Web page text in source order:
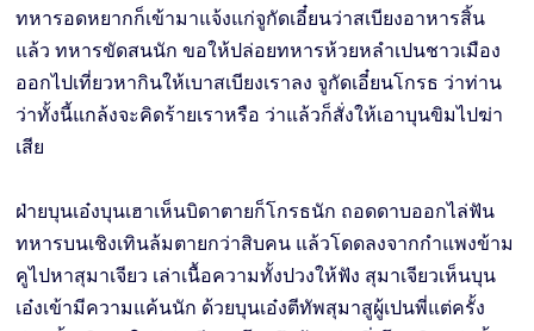
ทหารอดหยากก็เข้ามาแจ้งแก่จูกัดเอี๋ยนว่าสเบียงอาหารสิ้น
แล้ว ทหารขัดสนนัก ขอให้ปล่อยทหารห้วยหลำเปนชาวเมือง
ออกไปเที่ยวหากินให้เบาสเบียงเราลง จูกัดเอี๋ยนโกรธ ว่าท่าน
ว่าทั้งนี้แกล้งจะคิดร้ายเราหรือ ว่าแล้วก็สั่งให้เอาบุนขิมไปฆ่า
เสีย
ฝ่ายบุนเอ๋งบุนเฮาเห็นบิดาตายก็โกรธนัก ถอดดาบออกไล่ฟัน
ทหารบนเชิงเทินล้มตายกว่าสิบคน แล้วโดดลงจากกำแพงข้าม
คูไปหาสุมาเจียว เล่าเนื้อความทั้งปวงให้ฟัง สุมาเจียวเห็นบุน
เอ๋งเข้ามีความแค้นนัก ด้วยบุนเอ๋งตีทัพสุมาสูผู้เปนพี่แต่ครั้ง